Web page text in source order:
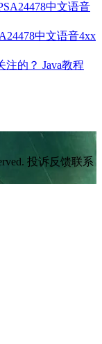
中文语音4xx
Java教程
投诉反馈联系